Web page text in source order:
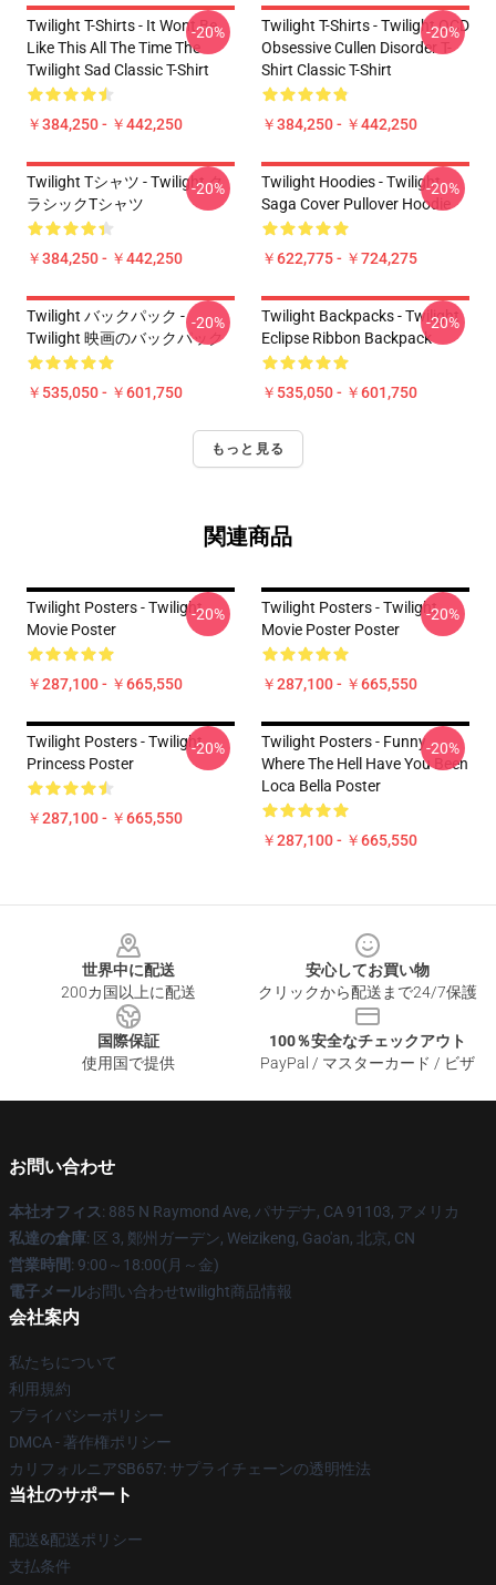
Twilight T-Shirts - It Wont Be
Like This All The Time The
Twilight Sad Classic T-Shirt
￥384,250 - ￥442,250
-20%
Twilight T-Shirts - Twilight OCD
Obsessive Cullen Disorder T-
Shirt Classic T-Shirt
￥384,250 - ￥442,250
-20%
Twilight Tシャツ - Twilight ク
ラシックTシャツ
￥384,250 - ￥442,250
-20%
Twilight Hoodies - Twilight
Saga Cover Pullover Hoodie
￥622,775 - ￥724,275
-20%
Twilight バックパック -
Twilight 映画のバックパック
￥535,050 - ￥601,750
-20%
Twilight Backpacks - Twilight
Eclipse Ribbon Backpack
￥535,050 - ￥601,750
-20%
もっと見る
関連商品
Twilight Posters - Twilight
Movie Poster
￥287,100 - ￥665,550
-20%
Twilight Posters - Twilight
Movie Poster Poster
￥287,100 - ￥665,550
-20%
Twilight Posters - Twilight
Princess Poster
￥287,100 - ￥665,550
-20%
Twilight Posters - Funny
Where The Hell Have You Been
Loca Bella Poster
￥287,100 - ￥665,550
-20%
世界中に配送
200カ国以上に配送
安心してお買い物
クリックから配送まで24/7保護
国際保証
使用国で提供
100％安全なチェックアウト
PayPal / マスターカード / ビザ
お問い合わせ
本社オフィス: 885 N Raymond Ave, パサデナ, CA 91103, アメリカ
私達の倉庫: 区 3, 鄭州ガーデン, Weizikeng, Gao'an, 北京, CN
営業時間: 9:00～18:00(月～金)
電子メールお問い合わせtwilight商品情報
会社案内
私たちについて
利用規約
プライバシーポリシー
DMCA - 著作権ポリシー
カリフォルニアSB657: サプライチェーンの透明性法
当社のサポート
配送&配送ポリシー
支払条件